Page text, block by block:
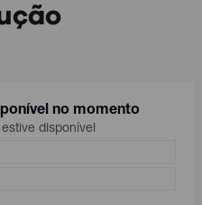
no momento
disponível